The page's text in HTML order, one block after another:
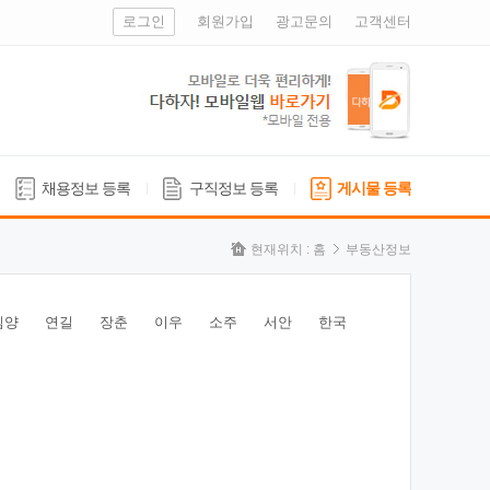
로그인 회원가입 광고문의 고객센터
채용정보 등록 구직정보 등록 게시물 등록
현재위치 : 홈 부동산정보
양 연길 장춘 이우 소주 서안 한국